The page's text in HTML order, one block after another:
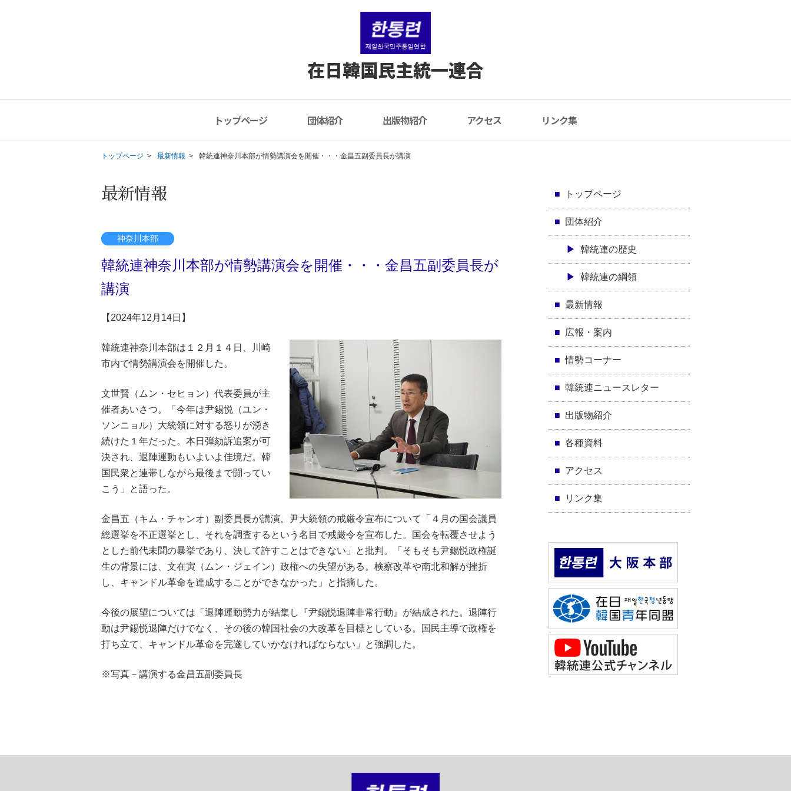
在日韓国民主統一連合
トップページ 団体紹介 出版物紹介 アクセス リンク集
トップページ 最新情報 韓統連神奈川本部が情勢講演会を開催・・・金昌五副委員長が講演
最新情報
神奈川本部
韓統連神奈川本部が情勢講演会を開催・・・金昌五副委員長が
講演
【2024年12月14日】
韓統連神奈川本部は１２月１４日、川崎
市内で情勢講演会を開催した。
文世賢（ムン・セヒョン）代表委員が主
催者あいさつ。「今年は尹錫悦（ユン・
ソンニョル）大統領に対する怒りが湧き
続けた１年だった。本日弾劾訴追案が可
決され、退陣運動もいよいよ佳境だ。韓
国民衆と連帯しながら最後まで闘ってい
こう」と語った。
金昌五（キム・チャンオ）副委員長が講演。尹大統領の戒厳令宣布について「４月の国会議員
総選挙を不正選挙とし、それを調査するという名目で戒厳令を宣布した。国会を転覆させよう
とした前代未聞の暴挙であり、決して許すことはできない」と批判。「そもそも尹錫悦政権誕
生の背景には、文在寅（ムン・ジェイン）政権への失望がある。検察改革や南北和解が挫折
し、キャンドル革命を達成することができなかった」と指摘した。
今後の展望については「退陣運動勢力が結集し『尹錫悦退陣非常行動』が結成された。退陣行
動は尹錫悦退陣だけでなく、その後の韓国社会の大改革を目標としている。国民主導で政権を
打ち立て、キャンドル革命を完遂していかなければならない」と強調した。
※写真－講演する金昌五副委員長
トップページ
団体紹介
韓統連の歴史
韓統連の綱領
最新情報
広報・案内
情勢コーナー
韓統連ニュースレター
出版物紹介
各種資料
アクセス
リンク集